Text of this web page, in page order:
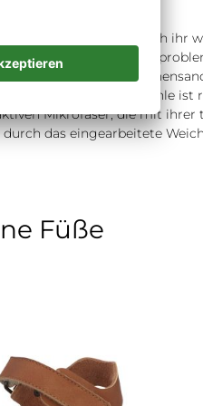
und glänzt durch ihr
Blümchen, lässt sich
lässt sich die
bei. Die TR-Sohle ist
Mikrofaser, die mit
das eingearbeitete
Füße